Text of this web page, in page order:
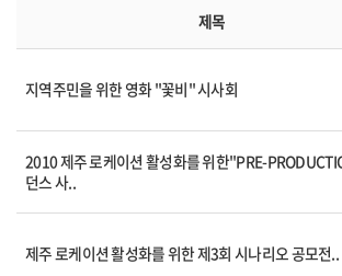
제목
지역주민을 위한 영화 "꽃비" 시사회
2010 제주 로케이션 활성화를 위한"PRE-
던스 사..
제주 로케이션 활성화를 위한 제3회 시나리오 공모전..